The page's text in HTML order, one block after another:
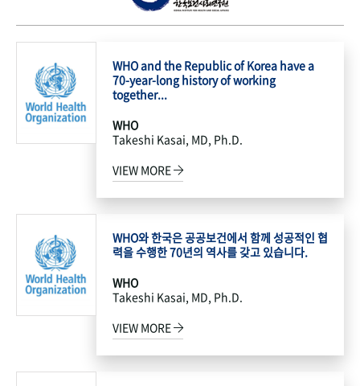
WHO and the Republic of Korea have a
70-year-long history of working
together...
WHO
Takeshi Kasai, MD, Ph.D.
VIEW MORE
WHO와 한국은 공공보건에서 함께 성공적인 협
력을 수행한 70년의 역사를 갖고 있습니다.
WHO
Takeshi Kasai, MD, Ph.D.
VIEW MORE